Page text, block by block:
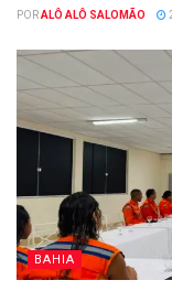
PORALÔ ALÔ SALOMÃO
BAHIA